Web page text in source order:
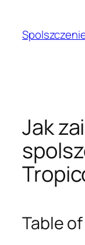
treści
Jak
Table